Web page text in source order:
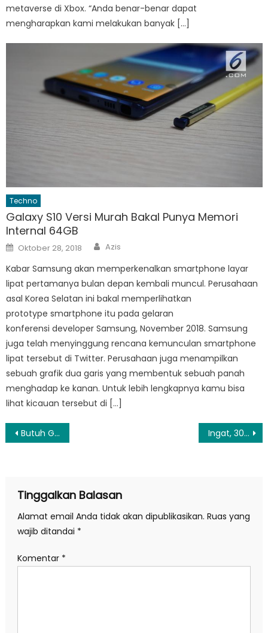
metaverse di Xbox. “Anda benar-benar dapat
mengharapkan kami melakukan banyak […]
Techno
Galaxy S10 Versi Murah Bakal Punya Memori
Internal 64GB
Posted
on
Oktober 28, 2018 Author
Azis
Kabar Samsung akan memperkenalkan smartphone layar
lipat pertamanya bulan depan kembali muncul. Perusahaan
asal Korea Selatan ini bakal memperlihatkan
prototype smartphone itu pada gelaran
konferensi developer Samsung, November 2018. Samsung
juga telah menyinggung rencana kemunculan smartphone
lipat tersebut di Twitter. Perusahaan juga menampilkan
sebuah grafik dua garis yang membentuk sebuah panah
menghadap ke kanan. Untuk lebih lengkapnya kamu bisa
lihat kicauan tersebut di […]
Navigasi
Butuh Gelandang Anyar, West Ham Siap Saingi AC Milan Ingat, 30 Desember Batas Penukaran 4 Uang Kertas Lama
Tinggalkan Balasan
Alamat email Anda tidak akan dipublikasikan. Ruas yang
wajib ditandai *
Komentar *